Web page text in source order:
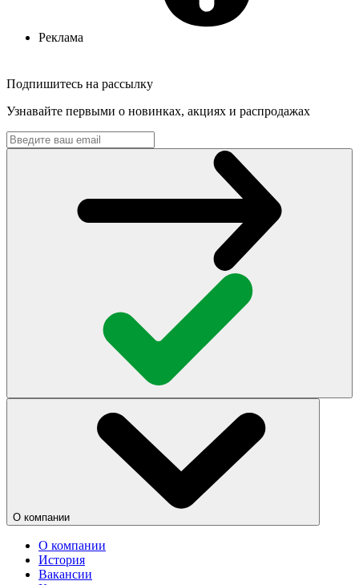
Реклама
Подпишитесь на рассылку
Узнавайте первыми о новинках, акциях и распродажах
О компании
О компании
История
Вакансии